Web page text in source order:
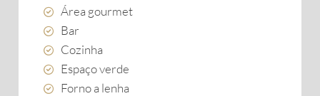
Área gourmet
Bar
Cozinha
Espaço verde
Forno a lenha